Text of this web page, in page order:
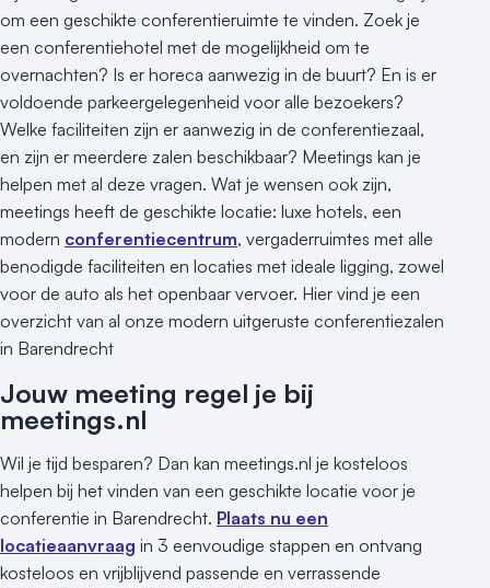
om een geschikte conferentieruimte te vinden. Zoek je
een conferentiehotel met de mogelijkheid om te
overnachten? Is er horeca aanwezig in de buurt? En is er
voldoende parkeergelegenheid voor alle bezoekers?
Welke faciliteiten zijn er aanwezig in de conferentiezaal,
en zijn er meerdere zalen beschikbaar? Meetings kan je
helpen met al deze vragen. Wat je wensen ook zijn,
meetings heeft de geschikte locatie: luxe hotels, een
modern conferentiecentrum, vergaderruimtes met alle
benodigde faciliteiten en locaties met ideale ligging, zowel
voor de auto als het openbaar vervoer. Hier vind je een
overzicht van al onze modern uitgeruste conferentiezalen
in Barendrecht
Jouw meeting regel je bij
meetings.nl
Wil je tijd besparen? Dan kan meetings.nl je kosteloos
helpen bij het vinden van een geschikte locatie voor je
conferentie in Barendrecht. Plaats nu een
locatieaanvraag in 3 eenvoudige stappen en ontvang
kosteloos en vrijblijvend passende en verrassende